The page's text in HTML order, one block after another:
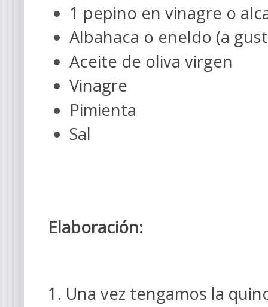
1 pepino en vinagre o
Albahaca o eneldo (a
Aceite de oliva virgen
Vinagre
Pimienta
Sal
Elaboración:
1. Una vez tengamos la